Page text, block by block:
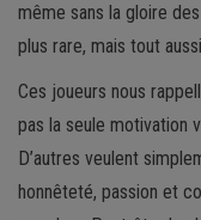
même sans la gloire
plus rare, mais tout
Ces joueurs nous
pas la seule motivation
D’autres veulent
honnêteté, passion et